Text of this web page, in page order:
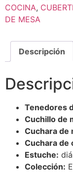
COCINA,
DE MESA
Descripción
Tenedores
Cuchillo de
Cuchara de
Cuchara de
Estuche:
Colección: